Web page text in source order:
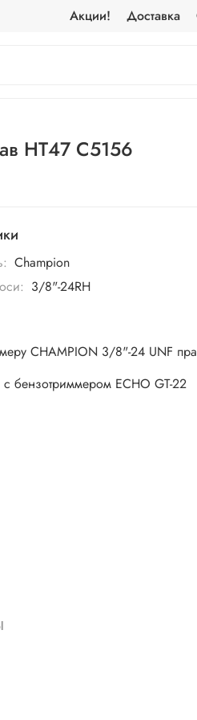
Акции! Доставка
HT47 C5156
Champion
3/8"-24RH
CHAMPION 3/8"-24 UNF
с бензотриммером ECHO GT-22